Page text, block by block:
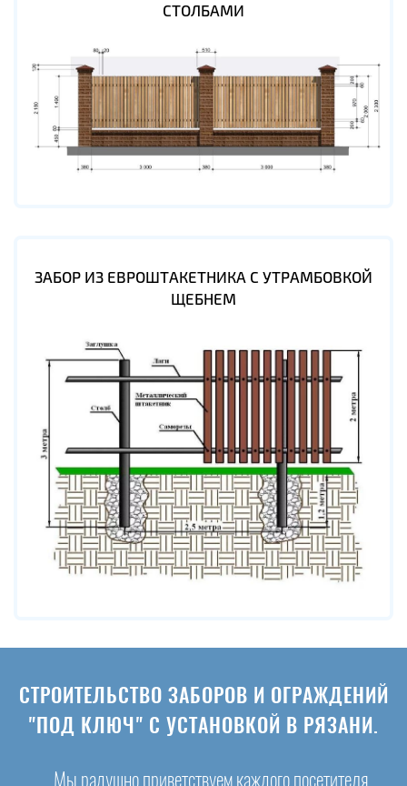
СТОЛБАМИ
ЗАБОР ИЗ ЕВРОШТАКЕТНИКА С УТРАМБОВКОЙ
ЩЕБНЕМ
СТРОИТЕЛЬСТВО ЗАБОРОВ И ОГРАЖДЕНИЙ
"ПОД КЛЮЧ" С УСТАНОВКОЙ В РЯЗАНИ.
Мы радушно приветствуем каждого посетителя